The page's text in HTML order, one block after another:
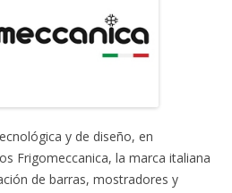
y de diseño, en
Frigomeccanica, la marca italiana
de barras, mostradores y